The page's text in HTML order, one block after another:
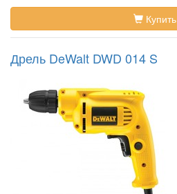
Купить
Дрель DeWalt DWD 014 S